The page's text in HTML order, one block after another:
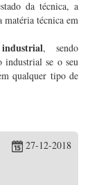
da técnica, a
matéria técnica em
, sendo
industrial se o seu
qualquer tipo de
27-12-2018